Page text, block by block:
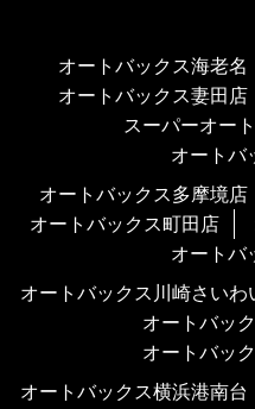
オートバックス海老名
オートバックス妻田店
スーパーオー
オートバ
オートバックス多摩境店
オートバックス町田店
オートバ
オートバックス川崎さいわ
オートバッ
オートバッ
オートバックス横浜港南台